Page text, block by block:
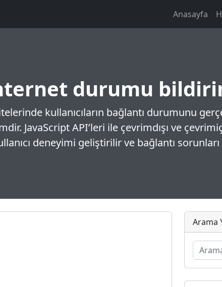
Anasayfa
durumu
kullanıcıların bağlantı durumunu
JavaScript API’leri ile çevrimdışı ve
deneyimi geliştirilir ve bağlantı sorunları
Arama